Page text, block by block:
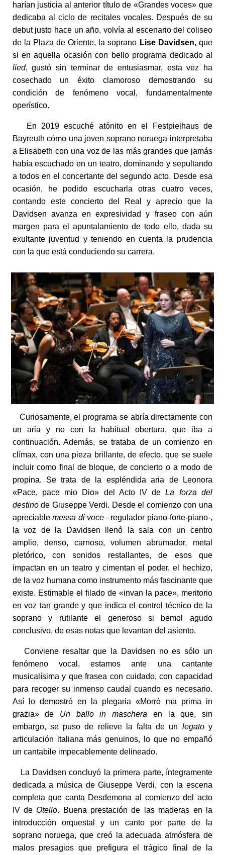
harían justicia al anterior título de «Grandes voces» que
dedicaba al ciclo de recitales vocales. Después de su
debut justo hace un año, volvía al escenario del coliseo
de la Plaza de Oriente, la soprano Lise Davidsen, que
si en aquella ocasión con bello programa dedicado al
lied, gustó sin terminar de entusiasmar, esta vez ha
cosechado un éxito clamoroso demostrando su
condición de fenómeno vocal, fundamentalmente
operístico.
En 2019 escuché atónito en el Festpielhaus de
Bayreuth cómo una joven soprano noruega interpretaba
a Elisabeth con una voz de las más grandes que jamás
había escuchado en un teatro, dominando y sepultando
a todos en el concertante del segundo acto. Desde esa
ocasión, he podido escucharla otras cuatro veces,
contando este concierto del Real y aprecio que la
Davidsen avanza en expresividad y fraseo con aún
margen para el apuntalamiento de todo ello, dada su
exultante juventud y teniendo en cuenta la prudencia
con la que está conduciendo su carrera.
Curiosamente, el programa se abría directamente con
un aria y no con la habitual obertura, que iba a
continuación. Además, se trataba de un comienzo en
clímax, con una pieza brillante, de efecto, que se suele
incluir como final de bloque, de concierto o a modo de
propina. Se trata de la espléndida aria de Leonora
«Pace, pace mio Dio» del Acto IV deLa forza del
destinode Giuseppe Verdi. Desde el comienzo con una
apreciablemessa di voce –regulador piano-forte-piano-,
la voz de la Davidsen llenó la sala con un centro
amplio, denso, carnoso, volumen abrumador, metal
pletórico, con sonidos restallantes, de esos que
impactan en un teatro y cimentan el poder, el hechizo,
de la voz humana como instrumento más fascinante que
existe. Estimable el filado de «invan la pace», meritorio
en voz tan grande y que indica el control técnico de la
soprano y rutilante el generoso si bemol agudo
conclusivo, de esas notas que levantan del asiento.
Conviene resaltar que la Davidsen no es sólo un
fenómeno vocal, estamos ante una cantante
musicalísima y que frasea con cuidado, con capacidad
para recoger su inmenso caudal cuando es necesario.
Así lo demostró en la plegaria «Morrò ma prima in
grazia» de Un ballo in maschera en la que, sin
embargo, se puso de relieve la falta de un legatoy
articulación italiana más genuinos, lo que no empañó
un cantabile impecablemente delineado.
La Davidsen concluyó la primera parte, íntegramente
dedicada a música de Giuseppe Verdi, con la escena
completa que canta Desdemona al comienzo del acto
IV deOtello. Buena prestación de las maderas en la
introducción orquestal y un canto por parte de la
soprano noruega, que creó la adecuada atmósfera de
malos presagios que prefigura el trágico final de la